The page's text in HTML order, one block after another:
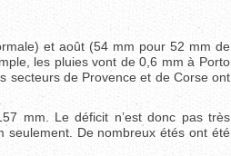
et août (54 mm pour 52 mm de
les pluies vont de 0,6 mm à Porto
secteurs de Provence et de Corse ont
mm. Le déficit n’est donc pas très
seulement. De nombreux étés ont été